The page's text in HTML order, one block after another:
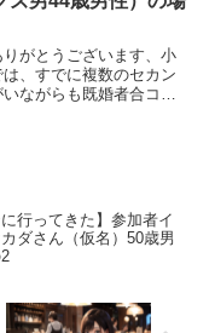
りがとうございます、小
、すでに複数のセカン
ながらも既婚者合コン
に行ってきた】参加者イ
ダさん（仮名）50歳男